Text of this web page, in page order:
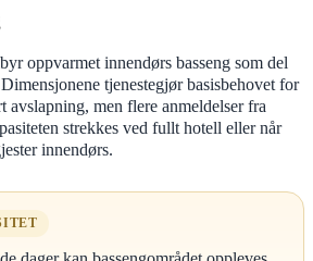
oppvarmet innendørs basseng som del
tjenestegjør basisbehovet for
avslapning, men flere anmeldelser fra
strekkes ved fullt hotell eller når
innendørs.